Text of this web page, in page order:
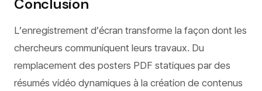
Conclusion
L’enregistrement d’écran transforme la façon dont les
chercheurs communiquent leurs travaux. Du
remplacement des posters PDF statiques par des
résumés vidéo dynamiques à la création de contenus